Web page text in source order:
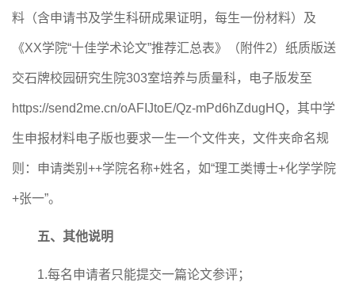
料（含申请书及学生科研成果证明 ， 每生一份材料） 及
《XX学院“十佳学术论文”推荐汇总表》（附件2）纸质版送
交石牌校园研究生院303室培养与质量科，电子版发至
https://send2me.cn/oAFIJtoE/Qz-mPd6hZdugHQ， 其中学
生申报材料电子版也要求一生一个文件夹，文件夹命名规
则：申请类别 ++学院名称+姓名，如“理工类博士+化学学院
+张一”。
五、其他说明
1.每名申请者只能提交一篇论文参评；